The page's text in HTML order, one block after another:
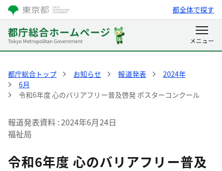
都全体で探す
都庁総合トップ お知らせ 報道発表
2024年
6月
令和6年度 心のバリアフリー普及啓発 ポスターコンクール
報道発表資料 2024年6月24日
福祉局
令和6年度 心のバリアフリー普及